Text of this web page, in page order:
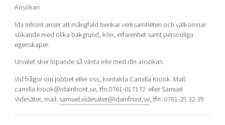
Ansökan
Ida Infront anser att mångfald berikar verksamheten och välkomnar
sökande med olika bakgrund, kön, erfarenhet samt personliga
egenskaper.
Urvalet sker löpande så vänta inte med din ansökan.
Vid frågor om jobbet eller oss, kontakta Camilla Krook. Mail:
camilla.krook@idainfront.se, tfn:0761-017172 eller Samuel
Videsäter, mail: samuel.videsater@idainfront.se, tfn: 0761-25 32 39